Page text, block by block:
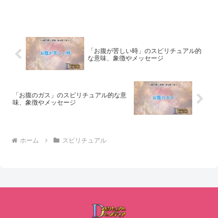
「お腹が苦しい時」のスピリチュアル的
な意味、象徴やメッセージ
「お腹のガス」のスピリチュアル的な意
味、象徴やメッセージ
ホーム スピリチュアル